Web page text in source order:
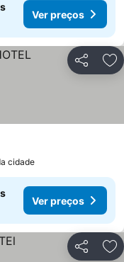
Ver preços
Partilhar
cidade
Ver preços
Partilhar